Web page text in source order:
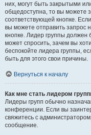
них, могут быть закрытыми
общедоступна, то вы можете
соответствующей кнопке.
вы можете отправить запрос
кнопке. Лидер группы должен
может спросить, зачем вы
беспокойте лидера группы,
быть для этого свои причины.
Вернуться к началу
Как мне стать лидером
Лидеры групп обычно
конференции. Если вы
свяжитесь с
сообщение.